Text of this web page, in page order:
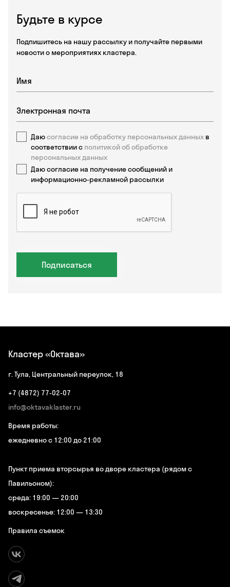
Будьте в курсе
Подпишитесь на нашу рассылку и получайте первыми
новости о мероприятиях кластера.
Даюсогласие на обработку персональных данных в
соответствии с политикой об обработке
персональных данных
Даю согласие на получение сообщений и
информационно-рекламной рассылки
Подписаться
Кластер «Октава»
г. Тула, Центральный переулок, 18
+7 (4872) 77-02-07
info@oktavaklaster.ru
Время работы:
ежедневно с 12:00 до 21:00
Пункт приема вторсырья во дворе кластера (рядом с
Павильоном):
среда: 19:00 — 20:00
воскресенье: 12:00 — 13:30
Правила съемок